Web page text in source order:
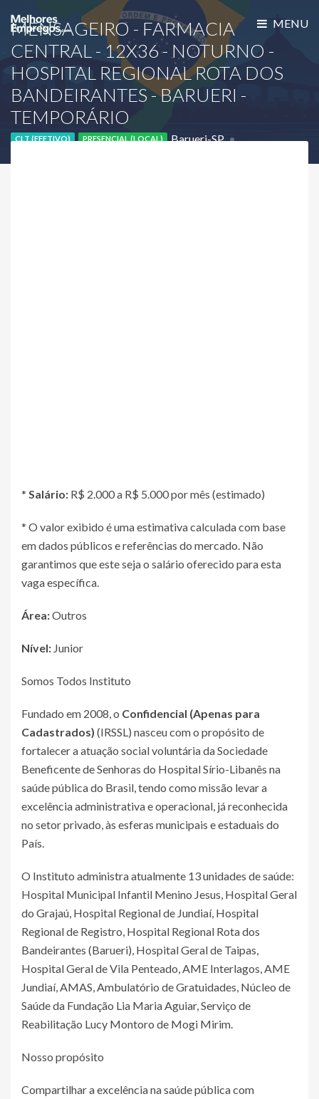
MENU
MENSAGEIRO - FARMACIA
CENTRAL - 12X36 - NOTURNO -
HOSPITAL REGIONAL ROTA DOS
BANDEIRANTES - BARUERI -
TEMPORÁRIO
CLT (EFETIVO) PRESENCIAL (LOCAL)
Barueri-SP
* Salário: R$ 2.000 a R$ 5.000 por mês (estimado)
* O valor exibido é uma estimativa calculada com base
em dados públicos e referências do mercado. Não
garantimos que este seja o salário oferecido para esta
vaga específica.
Área:Outros
Nível: Junior
Somos Todos Instituto
Fundado em 2008, o Confidencial (Apenas para
Cadastrados) (IRSSL) nasceu com o propósito de
fortalecer a atuação social voluntária da Sociedade
Beneficente de Senhoras do Hospital Sírio-Libanês na
saúde pública do Brasil, tendo como missão levar a
excelência administrativa e operacional, já reconhecida
no setor privado, às esferas municipais e estaduais do
País.
O Instituto administra atualmente 13 unidades de saúde:
Hospital Municipal Infantil Menino Jesus, Hospital Geral
do Grajaú, Hospital Regional de Jundiaí, Hospital
Regional de Registro, Hospital Regional Rota dos
Bandeirantes (Barueri), Hospital Geral de Taipas,
Hospital Geral de Vila Penteado, AME Interlagos, AME
Jundiaí, AMAS, Ambulatório de Gratuidades, Núcleo de
Saúde da Fundação Lia Maria Aguiar, Serviço de
Reabilitação Lucy Montoro de Mogi Mirim.
Nosso propósito
Compartilhar a excelência na saúde pública com